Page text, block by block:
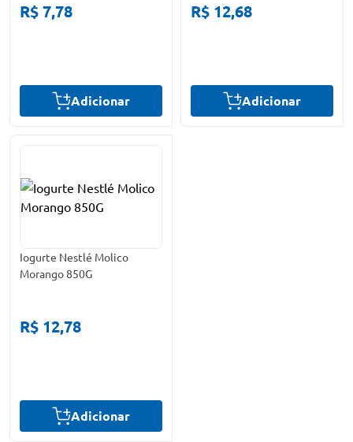
R$ 7,78
Adicionar
R$ 12,68
Adicionar
Iogurte Nestlé Molico
Morango 850G
R$ 12,78
Adicionar